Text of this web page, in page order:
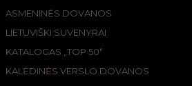
ASMENINĖS DOVANOS
LIETUVIŠKI SUVENYRAI
KATALOGAS „TOP 50“
KALĖDINĖS VERSLO DOVANOS